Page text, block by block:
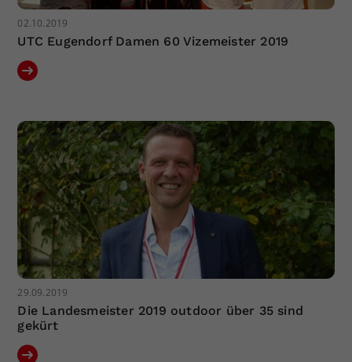
02.10.2019
UTC Eugendorf Damen 60 Vizemeister 2019
29.09.2019
Die Landesmeister 2019 outdoor über 35 sind
gekürt